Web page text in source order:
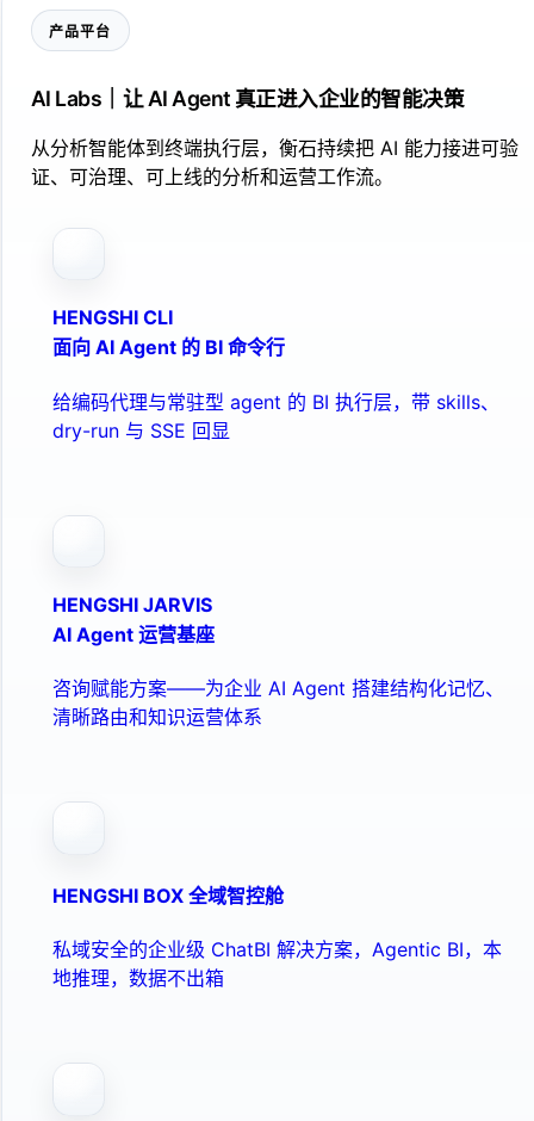
产品平台
AI Labs｜让 AI Agent 真正进入企业的智能决策
从分析智能体到终端执行层，衡石持续把 AI 能力接进可验
证、可治理、可上线的分析和运营工作流。
HENGSHI CLI
面向 AI Agent 的 BI 命令行
给编码代理与常驻型 agent 的 BI 执行层，带 skills、
dry-run 与 SSE 回显
HENGSHI JARVIS
AI Agent 运营基座
咨询赋能方案——为企业 AI Agent 搭建结构化记忆、
清晰路由和知识运营体系
HENGSHI BOX 全域智控舱
私域安全的企业级 ChatBI 解决方案，Agentic BI，本
地推理，数据不出箱